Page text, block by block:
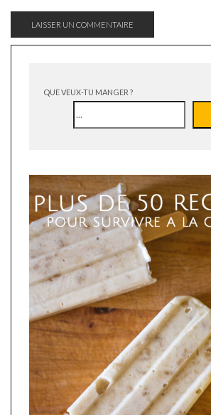
QUE VEUX-TU MANGER ?